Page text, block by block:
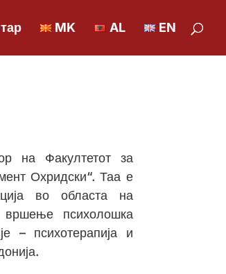
MK AL EN
на Факултетот за
Охридски“. Таа е
во областа на
вршење психолошка
– психотерапија и